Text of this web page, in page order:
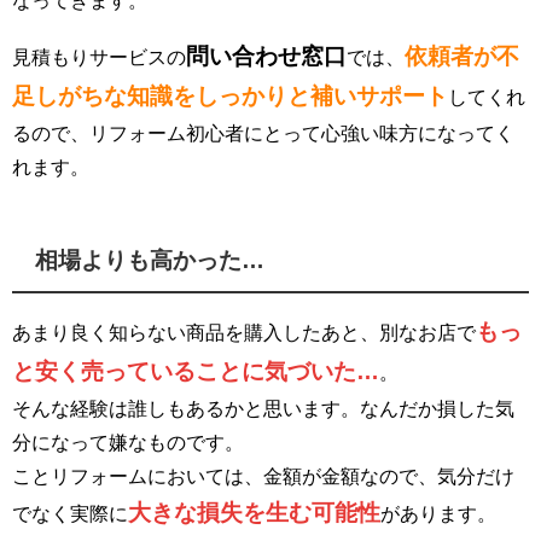
見積もりサービスの問い合わせ窓口 では、 依頼者が不
足しがちな知識をしっかりと補いサポート してくれ
るので、リフォーム初心者にとって心強い味方になってく
れます。
相場よりも高かった…
あまり良く知らない商品を購入したあと、別なお店でもっ
と安く売っていることに気づいた…
そんな経験は誰しもあるかと思います。なんだか損した気
分になって嫌なものです。
ことリフォームにおいては、金額が金額なので、気分だけ
でなく実際に大きな損失を生む可能性があります。